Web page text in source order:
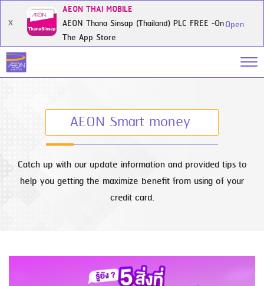
X
AEON THAI MOBILE
AEON Thana Sinsap (Thailand) PLC FREE -On
The App Store
Open
AEON Smart money
Catch up with our update information and provided tips to
help you getting the maximize benefit from using of your
credit card.